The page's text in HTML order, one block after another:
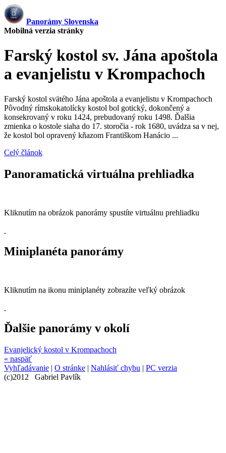
Panorámy Slovenska
Mobilná verzia stránky
Farský kostol sv. Jána apoštola
a evanjelistu v Krompachoch
Farský kostol svätého Jána apoštola a evanjelistu v Krompachoch
Pôvodný rímskokatolícky kostol bol gotický, dokončený a
konsekrovaný v roku 1424, prebudovaný roku 1498. Ďalšia
zmienka o kostole siaha do 17. storočia - rok 1680, uvádza sa v nej,
že kostol bol opravený kňazom Františkom Hanácio ...
Celý článok
Panoramatická virtuálna prehliadka
Kliknutím na obrázok panorámy spustíte virtuálnu prehliadku
Miniplanéta panorámy
Kliknutím na ikonu miniplanéty zobrazíte veľký obrázok
Ďalšie panorámy v okolí
Evanjelický kostol v Krompachoch
« naspäť
Vyhľadávanie | O stránke | Nahlásiť chybu | PC verzia
(c)2012 Gabriel Pavlík